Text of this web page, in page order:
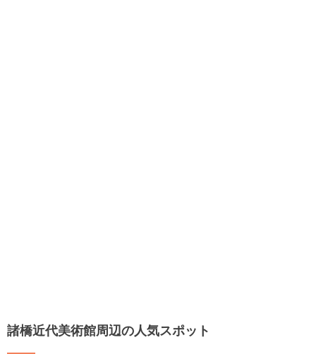
諸橋近代美術館周辺の人気スポット